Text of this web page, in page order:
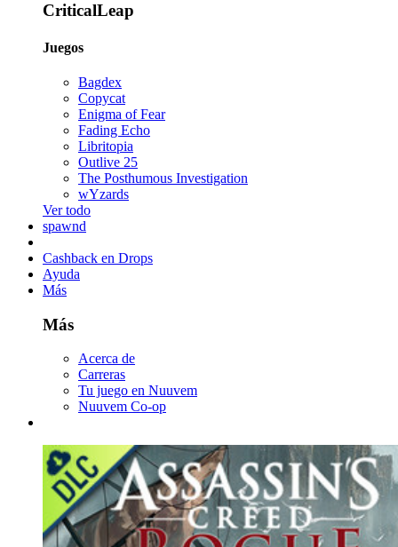
CriticalLeap
Juegos
Bagdex
Copycat
Enigma of Fear
Fading Echo
Libritopia
Outlive 25
The Posthumous Investigation
wYzards
Ver todo
spawnd
Cashback en Drops
Ayuda
Más
Más
Acerca de
Carreras
Tu juego en Nuuvem
Nuuvem Co-op